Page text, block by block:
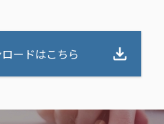
ードはこちら